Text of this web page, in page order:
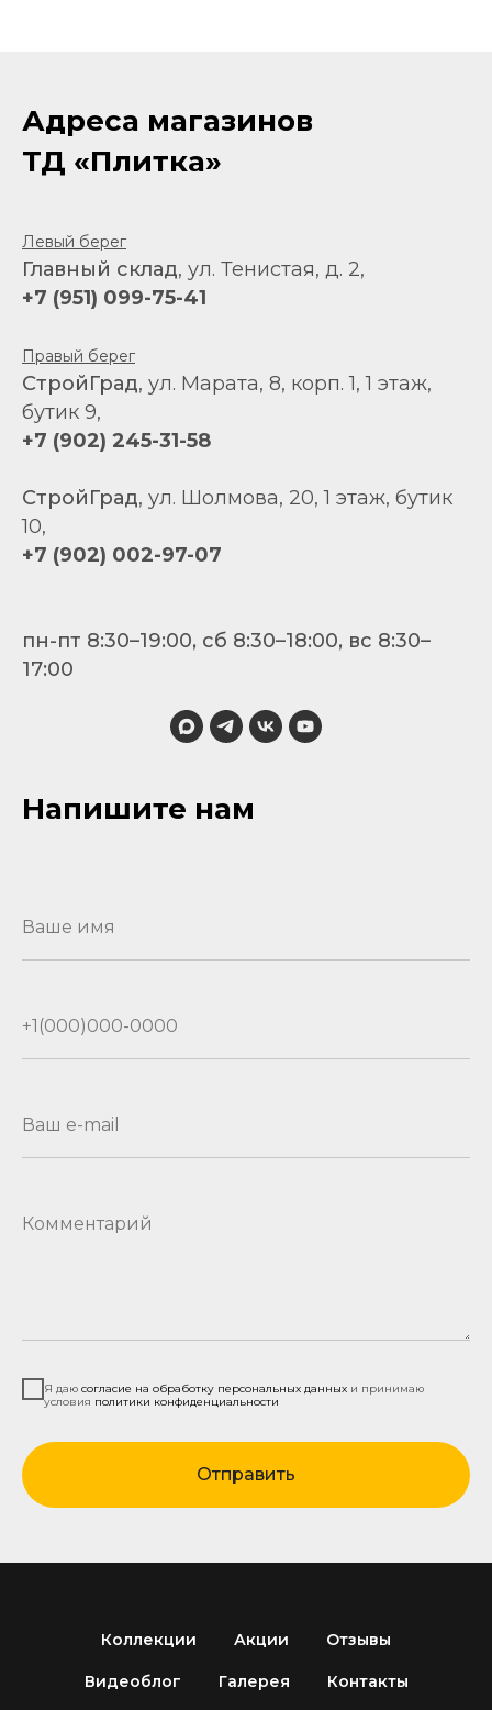
Адреса магазинов
ТД «Плитка»
Левый берег
Главный склад, ул. Тенистая, д. 2,
+7 (951) 099-75-41
Правый берег
СтройГрад, ул. Марата, 8, корп. 1, 1 этаж,
бутик 9,
+7 (902) 245-31-58
СтройГрад, ул. Шолмова, 20, 1 этаж, бутик
10,
+7 (902) 002-97-07
пн-пт 8:30–19:00, сб 8:30–18:00, вс 8:30–
17:00
Напишите нам
Ваше имя
+1(000)000-0000
Ваш e-mail
Комментарий
Я даю согласие на обработку персональных данных и принимаю
условия политики конфиденциальности
Отправить
Коллекции Акции Отзывы
Видеоблог Галерея Контакты